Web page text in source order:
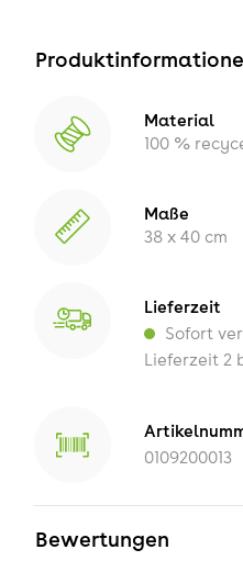
Material
100 %
Maße
38 x 40 cm
Lieferzeit
Sofort
Lieferzeit 2
0109200013
Bewertungen